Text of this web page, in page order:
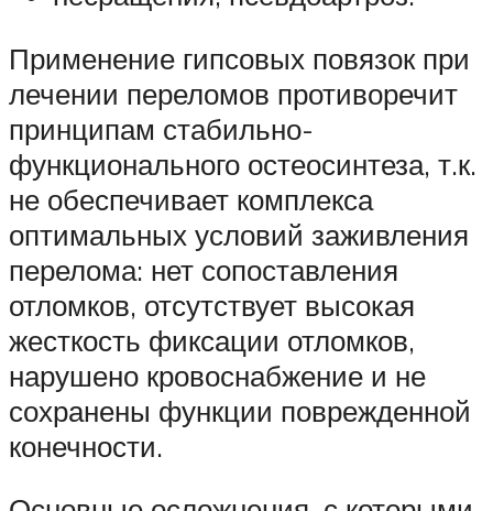
Применение гипсовых повязок при
лечении переломов противоречит
принципам стабильно-
функционального остеосинтеза, т.к.
не обеспечивает комплекса
оптимальных условий заживления
перелома: нет сопоставления
отломков, отсутствует высокая
жесткость фиксации отломков,
нарушено кровоснабжение и не
сохранены функции поврежденной
конечности.